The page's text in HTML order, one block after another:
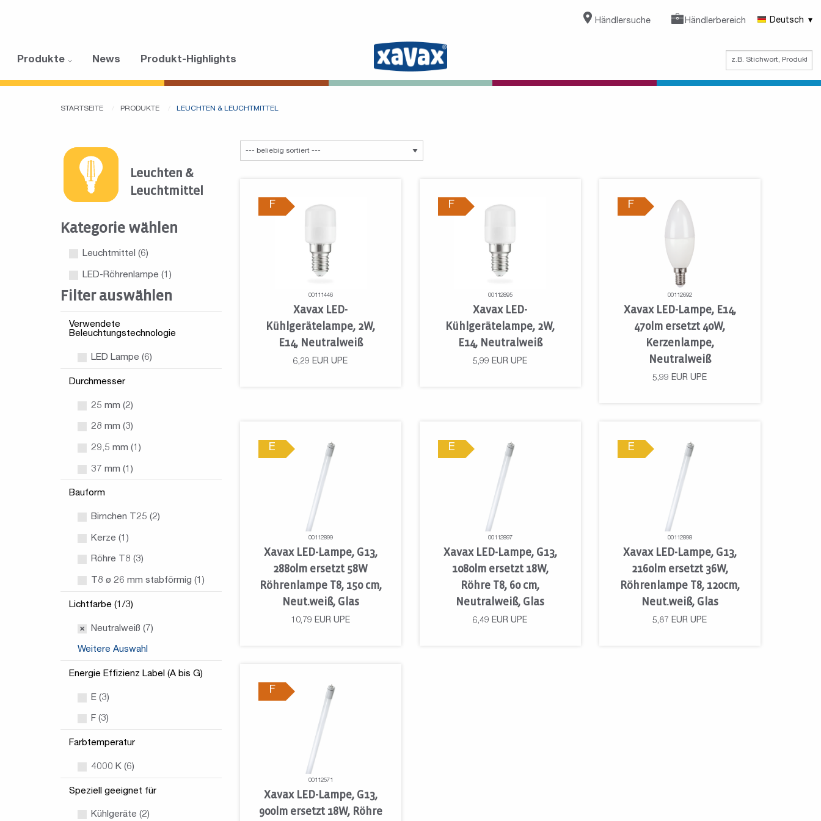
Händlersuche Händlerbereich Deutsch
Produkte News Produkt-Highlights
STARTSEITE PRODUKTE LEUCHTEN & LEUCHTMITTEL
Leuchten &
Leuchtmittel
Kategorie wählen
Leuchtmittel (6)
LED-Röhrenlampe (1)
Filter auswählen
Verwendete
Beleuchtungstechnologie
LED Lampe (6)
Durchmesser
25 mm (2)
28 mm (3)
29,5 mm (1)
37 mm (1)
Bauform
Birnchen T25 (2)
Kerze (1)
Röhre T8 (3)
T8 ø 26 mm stabförmig (1)
Lichtfarbe (1/3)
Neutralweiß (7)
Weitere Auswahl
Energie Effizienz Label (A bis G)
E (3)
F (3)
Farbtemperatur
4000 K (6)
Speziell geeignet für
Kühlgeräte (2)
F
00111446
Xavax LED-
Kühlgerätelampe, 2W,
E14, Neutralweiß
6,29 EUR UPE
F
00112895
Xavax LED-
Kühlgerätelampe, 2W,
E14, Neutralweiß
5,99 EUR UPE
F
00112692
Xavax LED-Lampe, E14,
470lm ersetzt 40W,
Kerzenlampe,
Neutralweiß
5,99 EUR UPE
E
00112899
Xavax LED-Lampe, G13,
2880lm ersetzt 58W
Röhrenlampe T8, 150 cm,
Neut.weiß, Glas
10,79 EUR UPE
E
00112897
Xavax LED-Lampe, G13,
1080lm ersetzt 18W,
Röhre T8, 60 cm,
Neutralweiß, Glas
6,49 EUR UPE
E
00112898
Xavax LED-Lampe, G13,
2160lm ersetzt 36W,
Röhrenlampe T8, 120cm,
Neut.weiß, Glas
5,87 EUR UPE
F
00112571
Xavax LED-Lampe, G13,
900lm ersetzt 18W, Röhre